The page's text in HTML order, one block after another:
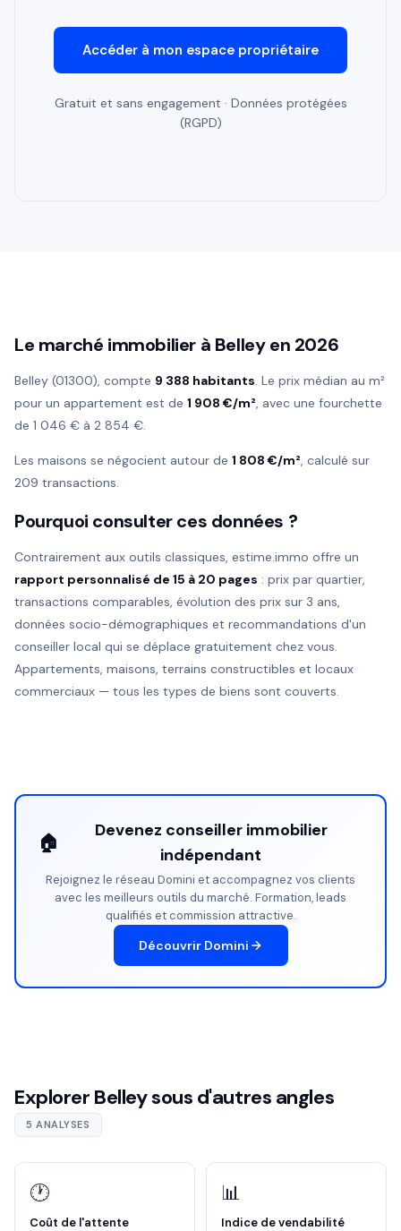
Accéder à mon espace propriétaire
Gratuit et sans engagement · Données protégées
(RGPD)
Le marché immobilier à Belley en 2026
Belley (01300), compte 9 388 habitants. Le prix médian au m²
pour un appartement est de 1 908 €/m², avec une fourchette
de 1 046 € à 2 854 €.
Les maisons se négocient autour de 1 808 €/m², calculé sur
209 transactions.
Pourquoi consulter ces données ?
Contrairement aux outils classiques, estime.immo offre un
rapport personnalisé de 15 à 20 pages : prix par quartier,
transactions comparables, évolution des prix sur 3 ans,
données socio-démographiques et recommandations d'un
conseiller local qui se déplace gratuitement chez vous.
Appartements, maisons, terrains constructibles et locaux
commerciaux — tous les types de biens sont couverts.
🏠
Devenez conseiller immobilier
indépendant
Rejoignez le réseau Domini et accompagnez vos clients
avec les meilleurs outils du marché. Formation, leads
qualifiés et commission attractive.
Découvrir Domini
Explorer Belley sous d'autres angles
5 ANALYSES
🕐
Coût de l'attente
📊
Indice de vendabilité